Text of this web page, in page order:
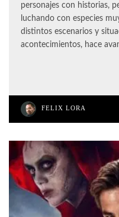
personajes con historias,
luchando con especies
distintos escenarios y
acontecimientos, hace
FELIX LORA